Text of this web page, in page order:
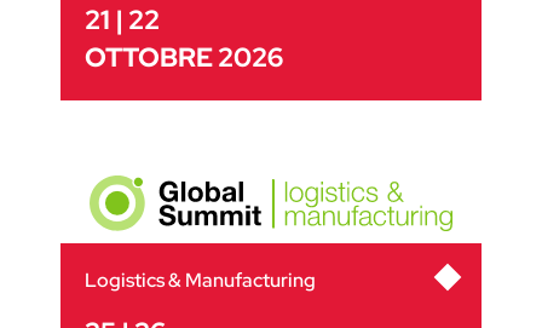
21 | 22
OTTOBRE 2026
Logistics & Manufacturing